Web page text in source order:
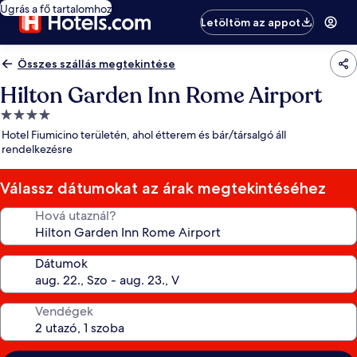
Ugrás a fő tartalomhoz
Letöltöm az appot
Összes szállás megtekintése
Hilton Garden Inn Rome Airport
4.0
csillagos
szálláshely
Hotel Fiumicino területén, ahol étterem és bár/társalgó áll
rendelkezésre
Válassz dátumokat az árak megtekintéséhez
Hová utaznál?
Dátumok
Vendégek